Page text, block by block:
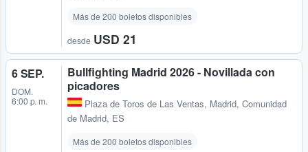
Más de 200 boletos disponibles
desde USD 21
6 SEP.
DOM.
6:00 p. m.
Bullfighting Madrid 2026 - Novillada con
picadores
Plaza de Toros de Las Ventas, Madrid, Comunidad
de Madrid, ES
Más de 200 boletos disponibles